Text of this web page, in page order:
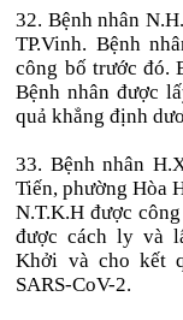
32. Bệnh nhân
TP.Vinh. Bệnh
công bố trước đó.
Bệnh nhân được
quả khẳng định
33. Bệnh nhân
Tiến, phường Hòa
N.T.K.H được
được cách ly và
Khởi và cho kết
SARS-CoV-2.